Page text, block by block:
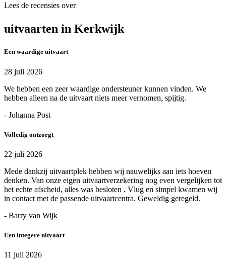
Lees de recensies over
uitvaarten in Kerkwijk
Een waardige uitvaart
28 juli 2026
We hebben een zeer waardige ondersteuner kunnen vinden. We
hebben alleen na de uitvaart niets meer vernomen, spijtig.
- Johanna Post
Volledig ontzorgt
22 juli 2026
Mede dankzij uitvaartplek hebben wij nauwelijks aan iets hoeven
denken. Van onze eigen uitvaartverzekering nog even vergelijken tot
het echte afscheid, alles was besloten . Vlug en simpel kwamen wij
in contact met de passende uitvaartcentra. Geweldig geregeld.
- Barry van Wijk
Een integere uitvaart
11 juli 2026